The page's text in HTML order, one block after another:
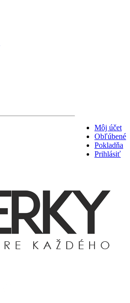
Môj účet
Obľúbené
Pokladňa
Prihlásiť